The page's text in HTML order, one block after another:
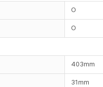
O
O
403mm
31mm